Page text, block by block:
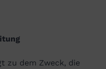
zu dem Zweck, die